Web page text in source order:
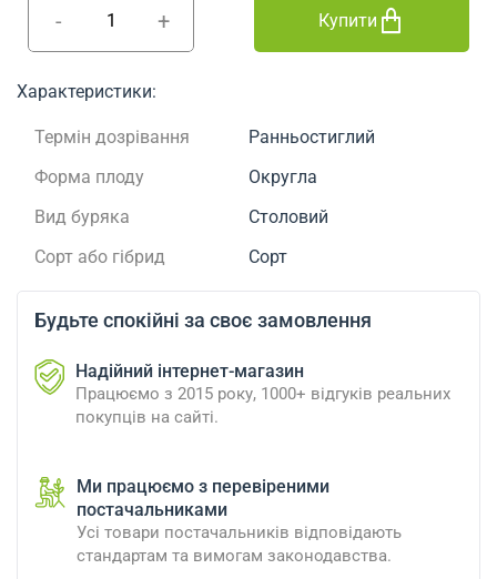
- + Купити
Характеристики:
Термін дозрівання
Ранньостиглий
Форма плоду
Округла
Вид буряка
Столовий
Сорт або гібрид
Сорт
Будьте спокійні за своє замовлення
Надійний інтернет-магазин
Працюємо з 2015 року, 1000+ відгуків реальних
покупців на сайті.
Ми працюємо з перевіреними
постачальниками
Усі товари постачальників відповідають
стандартам та вимогам законодавства.